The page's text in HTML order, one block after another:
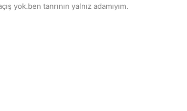
yok.ben tanrının yalnız adamıyım.